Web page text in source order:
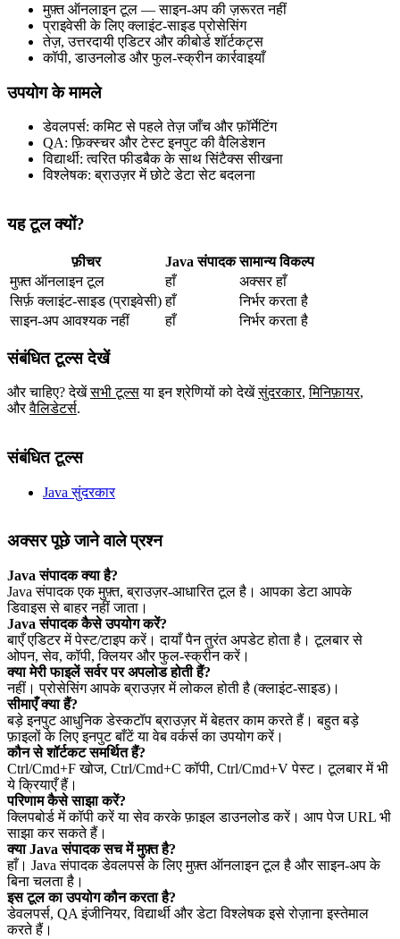
मुफ़्त ऑनलाइन टूल — साइन‑अप की ज़रूरत नहीं
प्राइवेसी के लिए क्लाइंट‑साइड प्रोसेसिंग
तेज़, उत्तरदायी एडिटर और कीबोर्ड शॉर्टकट्स
कॉपी, डाउनलोड और फुल‑स्क्रीन कार्रवाइयाँ
उपयोग के मामले
डेवलपर्स: कमिट से पहले तेज़ जाँच और फ़ॉर्मेटिंग
QA: फ़िक्स्चर और टेस्ट इनपुट की वैलिडेशन
विद्यार्थी: त्वरित फीडबैक के साथ सिंटैक्स सीखना
विश्लेषक: ब्राउज़र में छोटे डेटा सेट बदलना
यह टूल क्यों?
फ़ीचर Java संपादक सामान्य विकल्प
मुफ़्त ऑनलाइन टूल
हाँ
अक्सर हाँ
सिर्फ़ क्लाइंट‑साइड (प्राइवेसी) हाँ
निर्भर करता है
साइन‑अप आवश्यक नहीं
हाँ निर्भर करता है
संबंधित टूल्स देखें
और चाहिए? देखें सभी टूल्स या इन श्रेणियों को देखें सुंदरकार,मिनिफ़ायर,
और वैलिडेटर्स.
संबंधित टूल्स
Java सुंदरकार
अक्सर पूछे जाने वाले प्रश्न
Java संपादक क्या है?
Java संपादक एक मुफ़्त, ब्राउज़र‑आधारित टूल है। आपका डेटा आपके
डिवाइस से बाहर नहीं जाता।
Java संपादक कैसे उपयोग करें?
बाएँ एडिटर में पेस्ट/टाइप करें। दायाँ पैन तुरंत अपडेट होता है। टूलबार से
ओपन, सेव, कॉपी, क्लियर और फुल‑स्क्रीन करें।
क्या मेरी फाइलें सर्वर पर अपलोड होती हैं?
नहीं। प्रोसेसिंग आपके ब्राउज़र में लोकल होती है (क्लाइंट‑साइड)।
सीमाएँ क्या हैं?
बड़े इनपुट आधुनिक डेस्कटॉप ब्राउज़र में बेहतर काम करते हैं। बहुत बड़े
फ़ाइलों के लिए इनपुट बाँटें या वेब वर्कर्स का उपयोग करें।
कौन से शॉर्टकट समर्थित हैं?
Ctrl/Cmd+F खोज, Ctrl/Cmd+C कॉपी, Ctrl/Cmd+V पेस्ट। टूलबार में भी
ये क्रियाएँ हैं।
परिणाम कैसे साझा करें?
क्लिपबोर्ड में कॉपी करें या सेव करके फ़ाइल डाउनलोड करें। आप पेज URL भी
साझा कर सकते हैं।
क्या Java संपादक सच में मुफ़्त है?
हाँ। Java संपादक डेवलपर्स के लिए मुफ़्त ऑनलाइन टूल है और साइन‑अप के
बिना चलता है।
इस टूल का उपयोग कौन करता है?
डेवलपर्स, QA इंजीनियर, विद्यार्थी और डेटा विश्लेषक इसे रोज़ाना इस्तेमाल
करते हैं।